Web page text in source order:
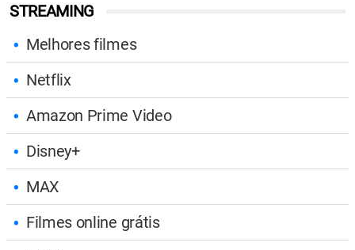
STREAMING
Melhores filmes
Netflix
Amazon Prime Video
Disney+
MAX
Filmes online grátis